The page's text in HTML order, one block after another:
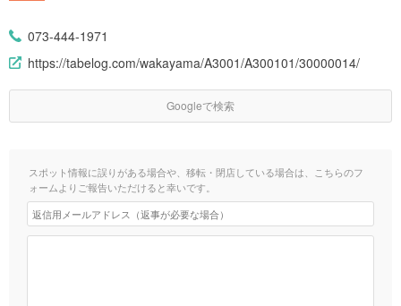
073-444-1971
https://tabelog.com/wakayama/A3001/A300101/30000014/
Googleで検索
スポット情報に誤りがある場合や、移転・閉店している場合は、こちらのフ
ォームよりご報告いただけると幸いです。